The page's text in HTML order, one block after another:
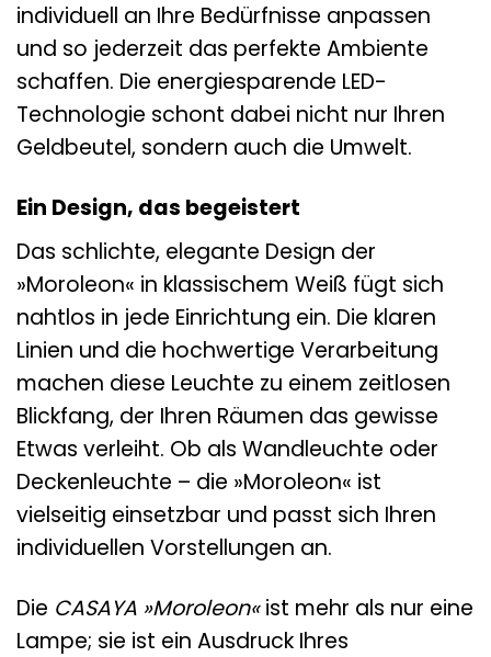
individuell an Ihre Bedürfnisse anpassen
und so jederzeit das perfekte Ambiente
schaffen. Die energiesparende LED-
Technologie schont dabei nicht nur Ihren
Geldbeutel, sondern auch die Umwelt.
Ein Design, das begeistert
Das schlichte, elegante Design der
»Moroleon« in klassischem Weiß fügt sich
nahtlos in jede Einrichtung ein. Die klaren
Linien und die hochwertige Verarbeitung
machen diese Leuchte zu einem zeitlosen
Blickfang, der Ihren Räumen das gewisse
Etwas verleiht. Ob als Wandleuchte oder
Deckenleuchte – die »Moroleon« ist
vielseitig einsetzbar und passt sich Ihren
individuellen Vorstellungen an.
Die CASAYA »Moroleon«ist mehr als nur eine
Lampe; sie ist ein Ausdruck Ihres